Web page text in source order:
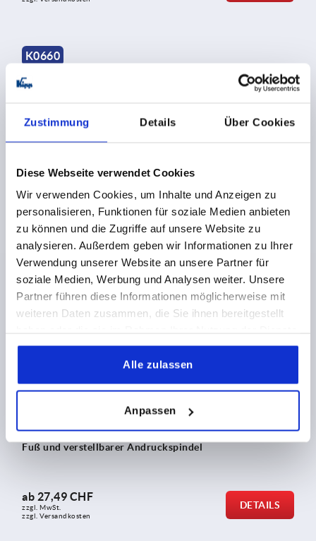
Zustimmung Details Über Cookies
Diese Webseite verwendet Cookies
Wir verwenden Cookies, um Inhalte und Anzeigen zu
personalisieren, Funktionen für soziale Medien anbieten
zu können und die Zugriffe auf unsere Website zu
analysieren. Außerdem geben wir Informationen zu Ihrer
Verwendung unserer Website an unsere Partner für
soziale Medien, Werbung und Analysen weiter. Unsere
Partner führen diese Informationen möglicherweise mit
weiteren Daten zusammen, die Sie ihnen bereitgestellt
gesammelt haben.
Alle zulassen
Anpassen
K0660
Schnellspanner antistatisch horizontal mit waagrechtem
Fuß und verstellbarer Andruckspindel
zzgl. MwSt.
zzgl. Versandkosten
DETAILS
K0661
Schnellspanner antistatisch horizontal mit senkrechtem
Fuß und verstellbarer Andruckspindel
ab 27,49 CHF
zzgl. MwSt.
zzgl. Versandkosten
DETAILS